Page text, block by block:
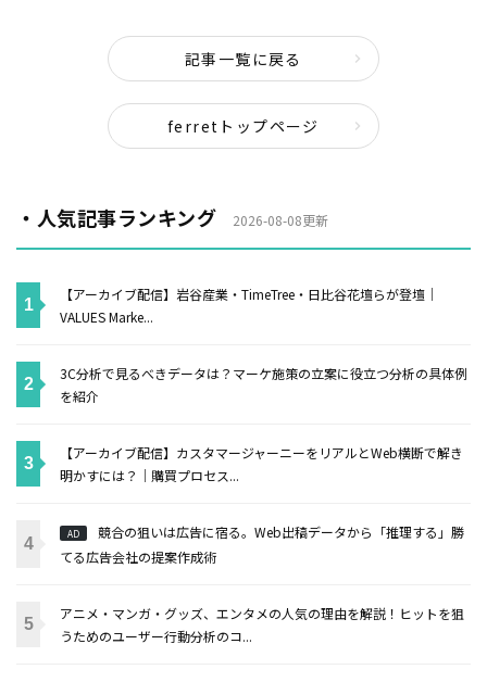
記事一覧に戻る
ferretトップページ
・人気記事ランキング 2026-08-08更新
【アーカイブ配信】岩谷産業・TimeTree・日比谷花壇らが登壇｜
VALUES Marke...
3C分析で見るべきデータは？マーケ施策の立案に役立つ分析の具体例
を紹介
【アーカイブ配信】カスタマージャーニーをリアルとWeb横断で解き
明かすには？｜購買プロセス...
AD
競合の狙いは広告に宿る。Web出稿データから「推理する」勝
てる広告会社の提案作成術
アニメ・マンガ・グッズ、エンタメの人気の理由を解説！ヒットを狙
うためのユーザー行動分析のコ...